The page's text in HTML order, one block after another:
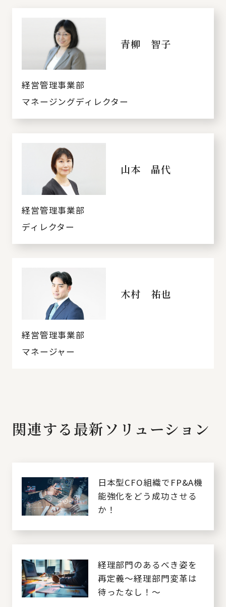
青柳 智子
経営管理事業部
マネージングディレクター
山本 晶代
経営管理事業部
ディレクター
木村 祐也
経営管理事業部
マネージャー
関連する最新ソリューション
日本型CFO組織でFP&A機
能強化をどう成功させる
か！
経理部門のあるべき姿を
再定義～経理部門変革は
待ったなし！～